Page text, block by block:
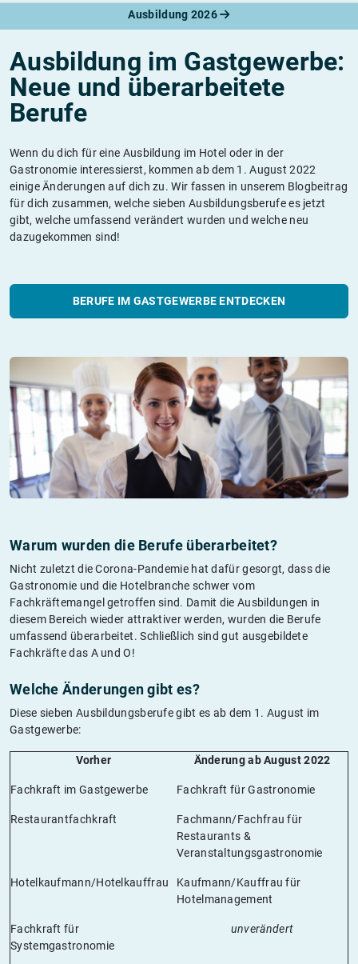
Ausbildung 2026
Ausbildung im Gastgewerbe:
Neue und überarbeitete
Berufe
Wenn du dich für eine Ausbildung im Hotel oder in der
Gastronomie interessierst, kommen ab dem 1. August 2022
einige Änderungen auf dich zu. Wir fassen in unserem Blogbeitrag
für dich zusammen, welche sieben Ausbildungsberufe es jetzt
gibt, welche umfassend verändert wurden und welche neu
dazugekommen sind!
BERUFE IM GASTGEWERBE ENTDECKEN
Warum wurden die Berufe überarbeitet?
Nicht zuletzt die Corona-Pandemie hat dafür gesorgt, dass die
Gastronomie und die Hotelbranche schwer vom
Fachkräftemangel getroffen sind. Damit die Ausbildungen in
diesem Bereich wieder attraktiver werden, wurden die Berufe
umfassend überarbeitet. Schließlich sind gut ausgebildete
Fachkräfte das A und O!
Welche Änderungen gibt es?
Diese sieben Ausbildungsberufe gibt es ab dem 1. August im
Gastgewerbe:
Vorher Änderung ab August 2022
Fachkraft im Gastgewerbe Fachkraft für Gastronomie
Restaurantfachkraft
Fachmann/Fachfrau für
Restaurants &
Veranstaltungsgastronomie
Hotelkaufmann/Hotelkauffrau
Kaufmann/Kauffrau für
Hotelmanagement
Fachkraft für
Systemgastronomie
unverändert